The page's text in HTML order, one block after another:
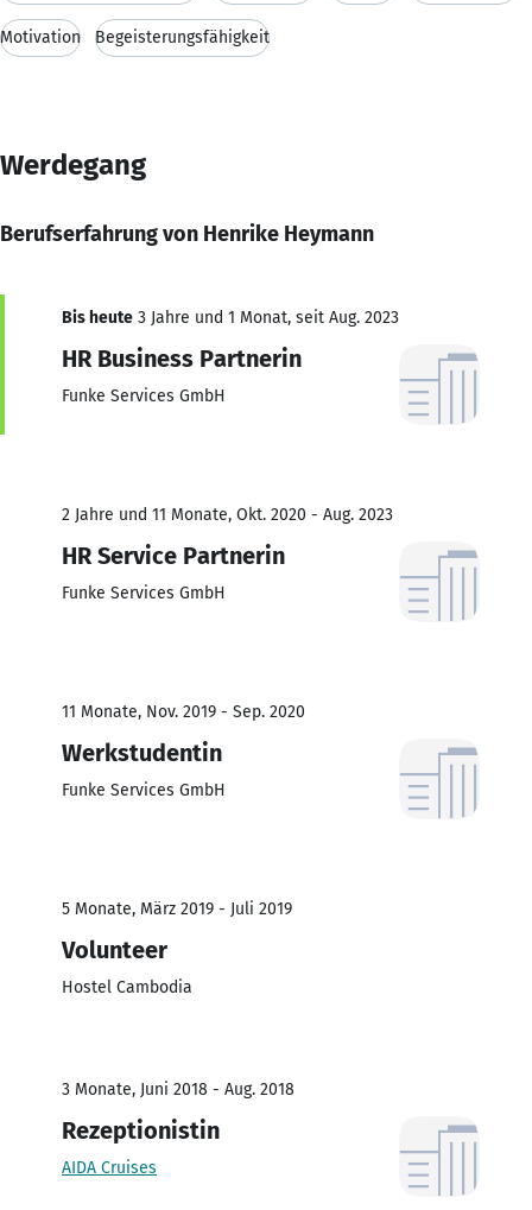
Motivation Begeisterungsfähigkeit
Werdegang
Berufserfahrung von Henrike Heymann
Bis heute 3 Jahre und 1 Monat, seit Aug. 2023
HR Business Partnerin
Funke Services GmbH
2 Jahre und 11 Monate, Okt. 2020 - Aug. 2023
HR Service Partnerin
Funke Services GmbH
11 Monate, Nov. 2019 - Sep. 2020
Werkstudentin
Funke Services GmbH
5 Monate, März 2019 - Juli 2019
Volunteer
Hostel Cambodia
3 Monate, Juni 2018 - Aug. 2018
Rezeptionistin
AIDA Cruises